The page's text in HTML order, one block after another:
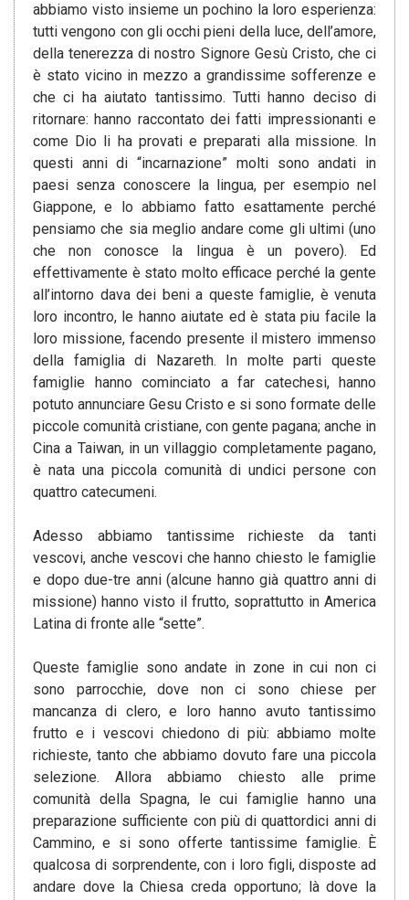
abbiamo visto insieme un pochino la loro esperienza:
tutti vengono con gli occhi pieni della luce, dell’amore,
della tenerezza di nostro Signore Gesù Cristo, che ci
è stato vicino in mezzo a grandissime sofferenze e
che ci ha aiutato tantissimo. Tutti hanno deciso di
ritornare: hanno raccontato dei fatti impressionanti e
come Dio li ha provati e preparati alla missione. In
questi anni di “incarnazione” molti sono andati in
paesi senza conoscere la lingua, per esempio nel
Giappone, e lo abbiamo fatto esattamente perché
pensiamo che sia meglio andare come gli ultimi (uno
che non conosce la lingua è un povero). Ed
effettivamente è stato molto efficace perché la gente
all’intorno dava dei beni a queste famiglie, è venuta
loro incontro, le hanno aiutate ed è stata piu facile la
loro missione, facendo presente il mistero immenso
della famiglia di Nazareth. In molte parti queste
famiglie hanno cominciato a far catechesi, hanno
potuto annunciare Gesu Cristo e si sono formate delle
piccole comunità cristiane, con gente pagana; anche in
Cina a Taiwan, in un villaggio completamente pagano,
è nata una piccola comunità di undici persone con
quattro catecumeni.
Adesso abbiamo tantissime richieste da tanti
vescovi, anche vescovi che hanno chiesto le famiglie
e dopo due-tre anni (alcune hanno già quattro anni di
missione) hanno visto il frutto, soprattutto in America
Latina di fronte alle “sette”.
Queste famiglie sono andate in zone in cui non ci
sono parrocchie, dove non ci sono chiese per
mancanza di clero, e loro hanno avuto tantissimo
frutto e i vescovi chiedono di più: abbiamo molte
richieste, tanto che abbiamo dovuto fare una piccola
selezione. Allora abbiamo chiesto alle prime
comunità della Spagna, le cui famiglie hanno una
preparazione sufficiente con più di quattordici anni di
Cammino, e si sono offerte tantissime famiglie. È
qualcosa di sorprendente, con i loro figli, disposte ad
andare dove la Chiesa creda opportuno; là dove la